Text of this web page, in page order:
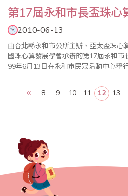
第17屆永和市長盃珠心
2010-06-13
由台北縣永和市公所主辦、亞太盃珠心
國珠心算發展學會承辦的第17屆永和市
99年6月13日在永和市民眾活動中心舉
至今已經19年；今年比賽邀請來自全國
程設計分個人綜合賽、唸算及唸心算，
8 9 10 11 12 13